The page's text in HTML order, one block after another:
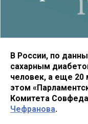
В России, по
сахарным
человек, а еще
этом
Комитета
Чефранова.